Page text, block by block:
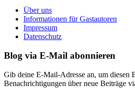
Über uns
Informationen für Gastautoren
Impressum
Datenschutz
Blog via E-Mail abonnieren
Gib deine E-Mail-Adresse an, um diesen
Benachrichtigungen über neue Beiträge